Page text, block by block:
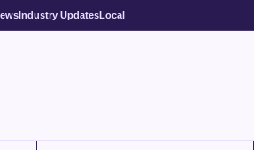
Industry UpdatesLocal